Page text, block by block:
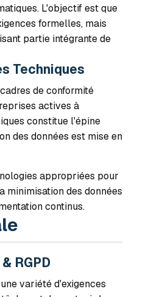
L'objectif est que
formelles, mais
partie intégrante de
Techniques
de conformité
actives à
constitue l'épine
des données est mise en
appropriées pour
minimisation des données
continus.
RGPD
variété d'exigences